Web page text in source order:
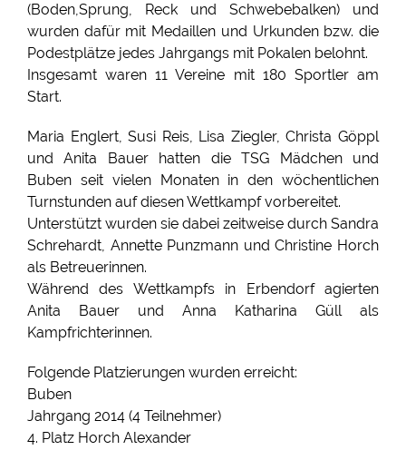
(Boden,Sprung, Reck und Schwebebalken) und
wurden dafür mit Medaillen und Urkunden bzw. die
Podestplätze jedes Jahrgangs mit Pokalen belohnt.
Insgesamt waren 11 Vereine mit 180 Sportler am
Start.
Maria Englert, Susi Reis, Lisa Ziegler, Christa Göppl
und Anita Bauer hatten die TSG Mädchen und
Buben seit vielen Monaten in den wöchentlichen
Turnstunden auf diesen Wettkampf vorbereitet.
Unterstützt wurden sie dabei zeitweise durch Sandra
Schrehardt, Annette Punzmann und Christine Horch
als Betreuerinnen.
Während des Wettkampfs in Erbendorf agierten
Anita Bauer und Anna Katharina Güll als
Kampfrichterinnen.
Folgende Platzierungen wurden erreicht:
Buben
Jahrgang 2014 (4 Teilnehmer)
4. Platz Horch Alexander